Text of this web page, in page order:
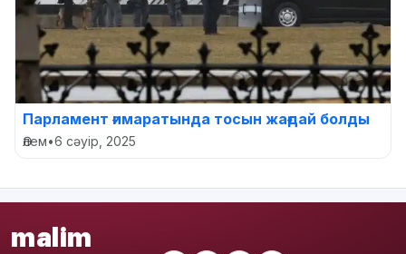
Парламент ғимаратында тосын жағдай болды
Әлем•6 сәуір, 2025
malim